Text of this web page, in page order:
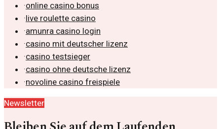
·online casino bonus
·live roulette casino
·amunra casino login
·casino mit deutscher lizenz
·casino testsieger
·casino ohne deutsche lizenz
·novoline casino freispiele
Newsletter